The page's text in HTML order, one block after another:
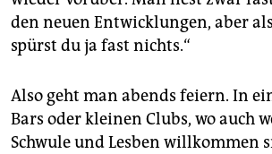
den neuen Entwicklungen, aber
spürst du ja fast nichts.“
Also geht man abends ­feiern. In
Bars oder kleinen Clubs, wo auch
Schwule und Lesben willkommen